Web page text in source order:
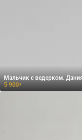
Мальчик с ведерком.
5 900₽